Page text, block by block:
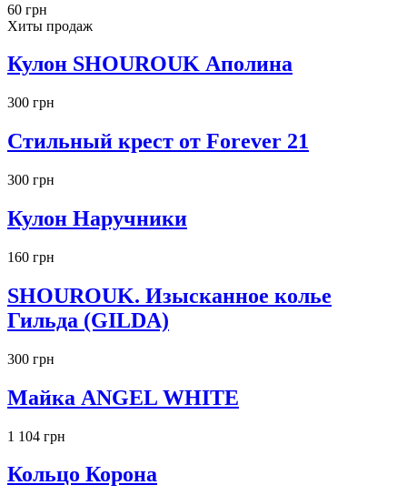
60 грн
Хиты продаж
Кулон SHOUROUK Аполина
300 грн
Стильный крест от Forever 21
300 грн
Кулон Наручники
160 грн
SHOUROUK. Изысканное колье
Гильда (GILDA)
300 грн
Майка ANGEL WHITE
1 104 грн
Кольцо Корона